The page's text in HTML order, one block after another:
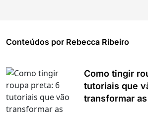
Conteúdos por Rebecca Ribeiro
Como tingir
tutoriais que
transformar